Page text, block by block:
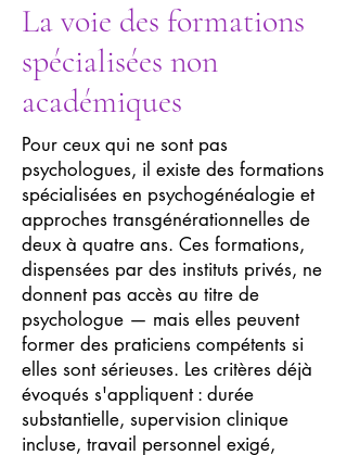
La voie des formations
spécialisées non
académiques
Pour ceux qui ne sont pas
psychologues, il existe des formations
spécialisées en psychogénéalogie et
approches transgénérationnelles de
deux à quatre ans. Ces formations,
dispensées par des instituts privés, ne
donnent pas accès au titre de
psychologue — mais elles peuvent
former des praticiens compétents si
elles sont sérieuses. Les critères déjà
évoqués s'appliquent : durée
substantielle, supervision clinique
incluse, travail personnel exigé,